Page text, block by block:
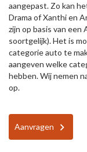
aangepast. Zo kan
Drama of Xanthi en
zijn op basis van een
soortgelijk). Het is
categorie auto te
aangeven welke
hebben. Wij nemen
op.
Aanvragen